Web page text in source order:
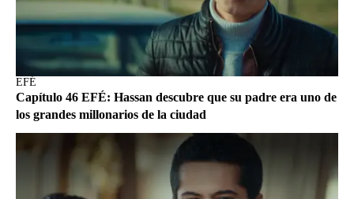
EFÉ
Capítulo 46 EFÉ: Hassan descubre que su padre era uno de
los grandes millonarios de la ciudad